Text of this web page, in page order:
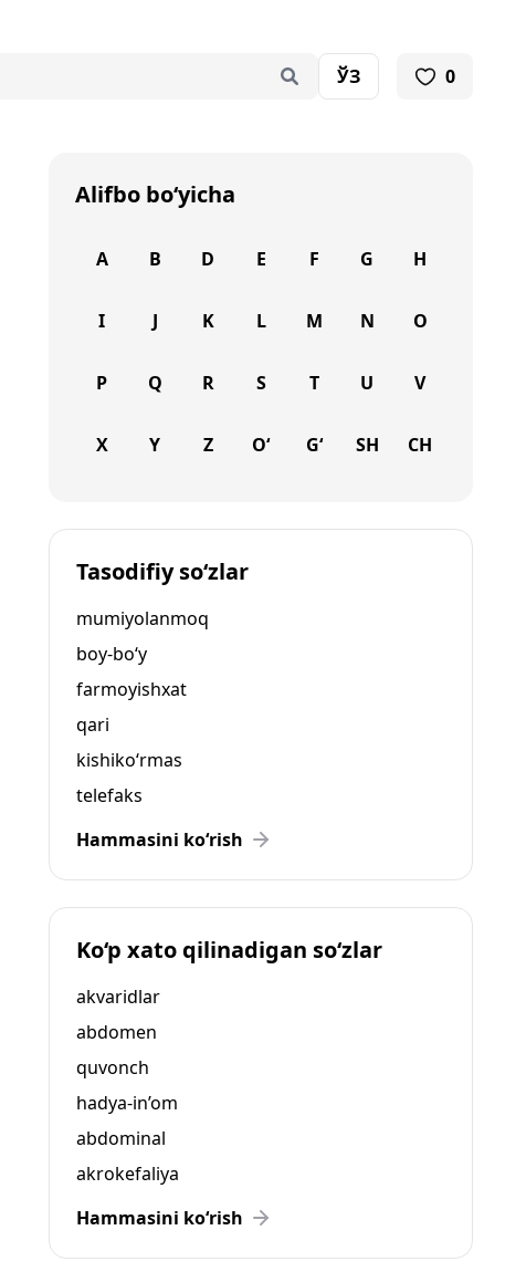
ЎЗ 0
Alifbo bo‘yicha
A B D E F G H
I J K L M N O
P Q R S T U V
X Y Z O‘ G‘ SH CH
Tasodifiy so‘zlar
mumiyolanmoq
boy-bo‘y
farmoyishxat
qari
kishiko‘rmas
telefaks
Hammasini ko‘rish
Ko‘p xato qilinadigan so‘zlar
akvaridlar
abdomen
quvonch
hadya-in’om
abdominal
akrokefaliya
Hammasini ko‘rish